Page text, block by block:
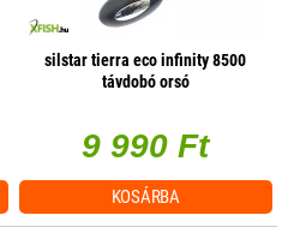
silstar tierra eco infinity 8500
távdobó orsó
9 990 Ft
KOSÁRBA